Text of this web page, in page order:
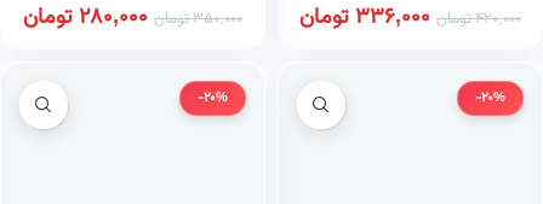
420,000تومان 336,000تومان 350,000تومان 280,000تومان
-20%
-20%